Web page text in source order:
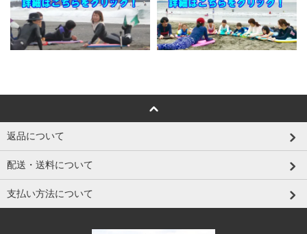
返品について
配送・送料について
支払い方法について